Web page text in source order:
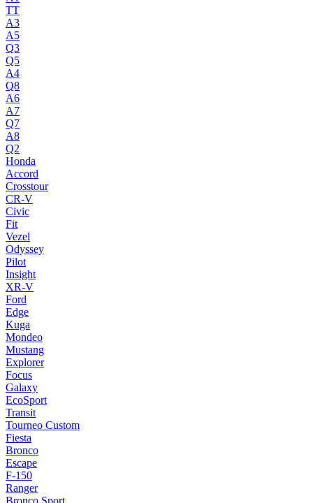
TT
A3
A5
Q3
Q5
A4
Q8
A6
A7
Q7
A8
Q2
Honda
Accord
Crosstour
CR-V
Civic
Fit
Vezel
Odyssey
Pilot
Insight
XR-V
Ford
Edge
Kuga
Mondeo
Mustang
Explorer
Focus
Galaxy
EcoSport
Transit
Tourneo Custom
Fiesta
Bronco
Escape
F-150
Ranger
Bronco Sport